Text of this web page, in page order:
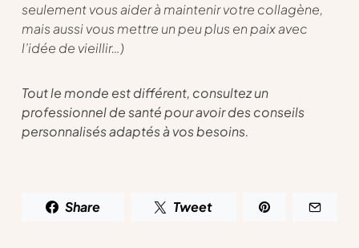
seulement vous aider à maintenir votre collagène,
mais aussi vous mettre un peu plus en paix avec
l’idée de vieillir…)
Tout le monde est différent, consultez un
professionnel de santé pour avoir des conseils
personnalisés adaptés à vos besoins.
Share Tweet